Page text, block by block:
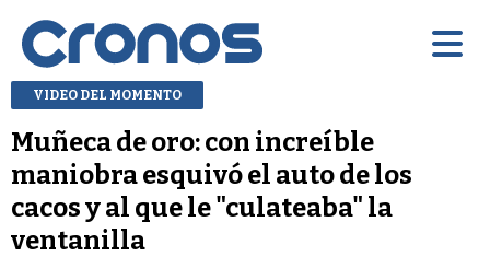
VIDEO DEL MOMENTO
Muñeca de oro: con increíble
maniobra esquivó el auto de los
cacos y al que le "culateaba" la
ventanilla